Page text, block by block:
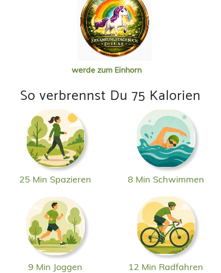
werde zum Einhorn
So verbrennst Du 75 Kalorien
25 Min Spazieren 8 Min Schwimmen
9 Min Joggen 12 Min Radfahren